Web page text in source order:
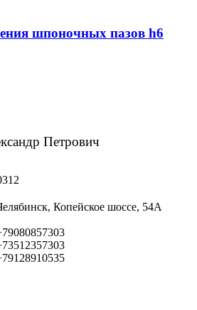
шпоночных пазов h6
Петрович
Копейское шоссе, 54А